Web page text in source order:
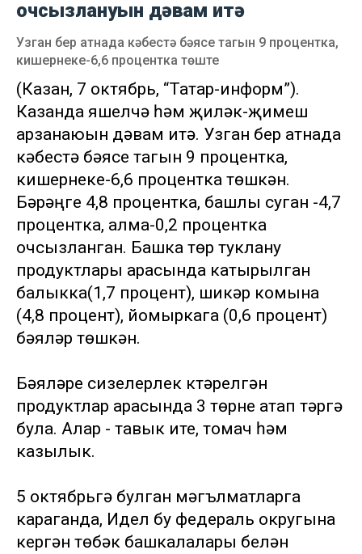
очсызлануын дәвам итә
Узган бер атнада кәбестә бәясе тагын 9 процентка,
кишернеке-6,6 процентка төште
(Казан, 7 октябрь, “Татар-информ”).
Казанда яшелчә һәм җиләк-җимеш
арзанаюын дәвам итә. Узган бер атнада
кәбестә бәясе тагын 9 процентка,
кишернеке-6,6 процентка төшкән.
Бәрәңге 4,8 процентка, башлы суган -4,7
процентка, алма-0,2 процентка
очсызланган. Башка төр туклану
продуктлары арасында катырылган
балыкка(1,7 процент), шикәр комына
(4,8 процент), йомыркага (0,6 процент)
бәяләр төшкән.
Бәяләре сизелерлек күтәрелгән
продуктлар арасында 3 төрне атап үтәргә
була. Алар - тавык ите, томач һәм
казылык.
5 октябрьгә булган мәгълүматларга
караганда, Идел бу федераль округына
кергән төбәк башкалалары белән